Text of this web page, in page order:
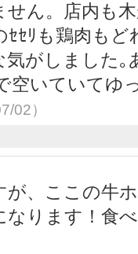
ん。店内も
ｾｾﾘも鶏肉も
がしました
空いていてゆ
02）
、ここの牛
なります！食